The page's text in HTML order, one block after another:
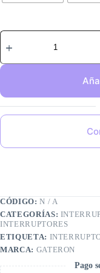
CÓDIGO:N / A
CATEGORÍAS:
INTERRUPTORES
ETIQUETA:
MARCA: GATERON
Pago